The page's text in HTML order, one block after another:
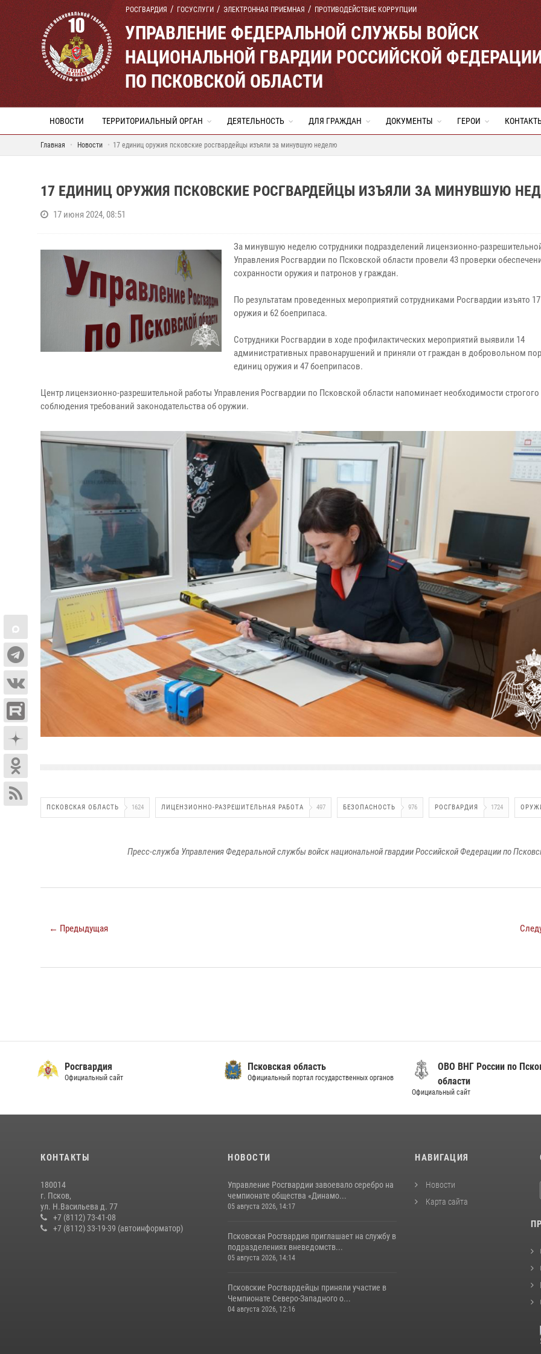
РОСГВАРДИЯ ГОСУСЛУГИ ЭЛЕКТРОННАЯ ПРИЕМНАЯ ПРОТИВОДЕЙСТВИЕ КОРРУПЦИИ
УПРАВЛЕНИЕ ФЕДЕРАЛЬНОЙ СЛУЖБЫ ВОЙСК
НАЦИОНАЛЬНОЙ ГВАРДИИ РОССИЙСКОЙ
ПО ПСКОВСКОЙ ОБЛАСТИ
НОВОСТИ ТЕРРИТОРИАЛЬНЫЙ ОРГАН ДЕЯТЕЛЬНОСТЬ ДЛЯ ГРАЖДАН ДОКУМЕНТЫ ГЕРОИ
Главная Новости 17 единиц оружия псковские росгвардейцы изъяли за минувшую неделю
17 ЕДИНИЦ ОРУЖИЯ ПСКОВСКИЕ РОСГВАРДЕЙЦЫ ИЗЪЯЛИ ЗА МИНУВШУЮ
17 июня 2024, 08:51
За минувшую неделю сотрудники подразделений лицензионно-
Управления Росгвардии по Псковской области провели 43 проверки
сохранности оружия и патронов у граждан.
По результатам проведенных мероприятий сотрудниками Росгвардии изъято
оружия и 62 боеприпаса.
Сотрудники Росгвардии в ходе профилактических мероприятий выявили 14
административных правонарушений и приняли от граждан в добровольном
единиц оружия и 47 боеприпасов.
Центр лицензионно-разрешительной работы Управления Росгвардии по Псковской области напоминает необходимости строгого
соблюдения требований законодательства об оружии.
ПСКОВСКАЯ ОБЛАСТЬ 1624 ЛИЦЕНЗИОННО-РАЗРЕШИТЕЛЬНАЯ РАБОТА 497 БЕЗОПАСНОСТЬ 976 РОСГВАРДИЯ 1724
Пресс-служба Управления Федеральной службы войск национальной гвардии Российской Федерации по
← Предыдущая
Росгвардия
Официальный сайт
Псковская область
Официальный портал государственных органов
ОВО ВНГ России по
области
Официальный сайт
КОНТАКТЫ
180014
г. Псков,
ул. Н.Васильева д. 77
+7 (8112) 73-41-08
+7 (8112) 33-19-39 (автоинформатор)
НОВОСТИ
Управление Росгвардии завоевало серебро на
чемпионате общества «Динамо...
05 августа 2026, 14:17
Псковская Росгвардия приглашает на службу в
подразделениях вневедомств...
05 августа 2026, 14:14
Псковские Росгвардейцы приняли участие в
Чемпионате Северо-Западного о...
04 августа 2026, 12:16
НАВИГАЦИЯ
Новости
Карта сайта